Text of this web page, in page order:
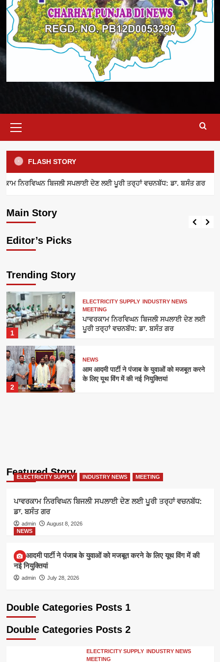
Menu
FLASH STORY
ਨਿਰਵਿਘਨ ਬਿਜਲੀ ਸਪਲਾਈ ਦੇਣ ਲਈ ਪੂਰੀ ਤਰ੍ਹਾਂ ਵਚਨਬੱਧ: ਡਾ. ਬਸੰਤ ਗਰ
Main Story
ELECTRICITY SUPPLY INDUSTRY NEWS MEETING
admin August 8, 2026
Editor’s Picks
Trending Story
1
ELECTRICITY SUPPLY INDUSTRY NEWS
MEETING
ਪਾਵਰਕਾਮ ਨਿਰਵਿਘਨ ਬਿਜਲੀ ਸਪਲਾਈ ਦੇਣ ਲਈ
ਪੂਰੀ ਤਰ੍ਹਾਂ ਵਚਨਬੱਧ: ਡਾ. ਬਸੰਤ ਗਰ
2
NEWS
आम आदमी पार्टी ने पंजाब के युवाओं को मजबूत करने
के लिए यूथ विंग में की नई नियुक्तियां
Featured Story
ELECTRICITY SUPPLY INDUSTRY NEWS MEETING
ਪਾਵਰਕਾਮ ਨਿਰਵਿਘਨ ਬਿਜਲੀ ਸਪਲਾਈ ਦੇਣ ਲਈ ਪੂਰੀ ਤਰ੍ਹਾਂ ਵਚਨਬੱਧ:
ਡਾ. ਬਸੰਤ ਗਰ
admin
August 8, 2026
NEWS
आम आदमी पार्टी ने पंजाब के युवाओं को मजबूत करने के लिए यूथ विंग में की
नई नियुक्तियां
admin July 28, 2026
Double Categories Posts 1
Double Categories Posts 2
ELECTRICITY SUPPLY INDUSTRY NEWS
MEETING